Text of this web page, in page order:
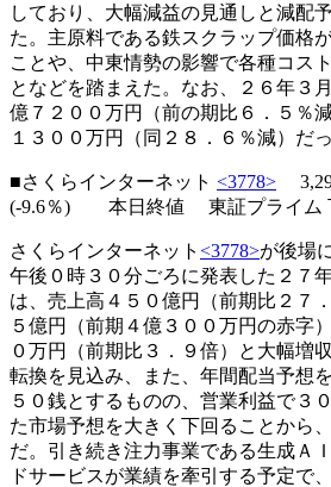
しており、大幅減益の見通しと減配
た。主原料である鉄スクラップ価格
ことや、中東情勢の影響で各種コス
となどを踏まえた。なお、２６年３
億７２００万円（前の期比６．５％
１３００万円（同２８．６％減）だっ
■さくらインターネット <3778>
(-9.6％) 本日終値 東証プライム
さくらインターネット <3778>が後場
午後０時３０分ごろに発表した２７
は、売上高４５０億円（前期比２７
５億円（前期４億３００万円の赤字
０万円（前期比３．９倍）と大幅増
転換を見込み、また、年間配当予想
５０銭とするものの、営業利益で３
た市場予想を大きく下回ることから
だ。引き続き注力事業である生成Ａ
ドサービスが業績を牽引する予定で